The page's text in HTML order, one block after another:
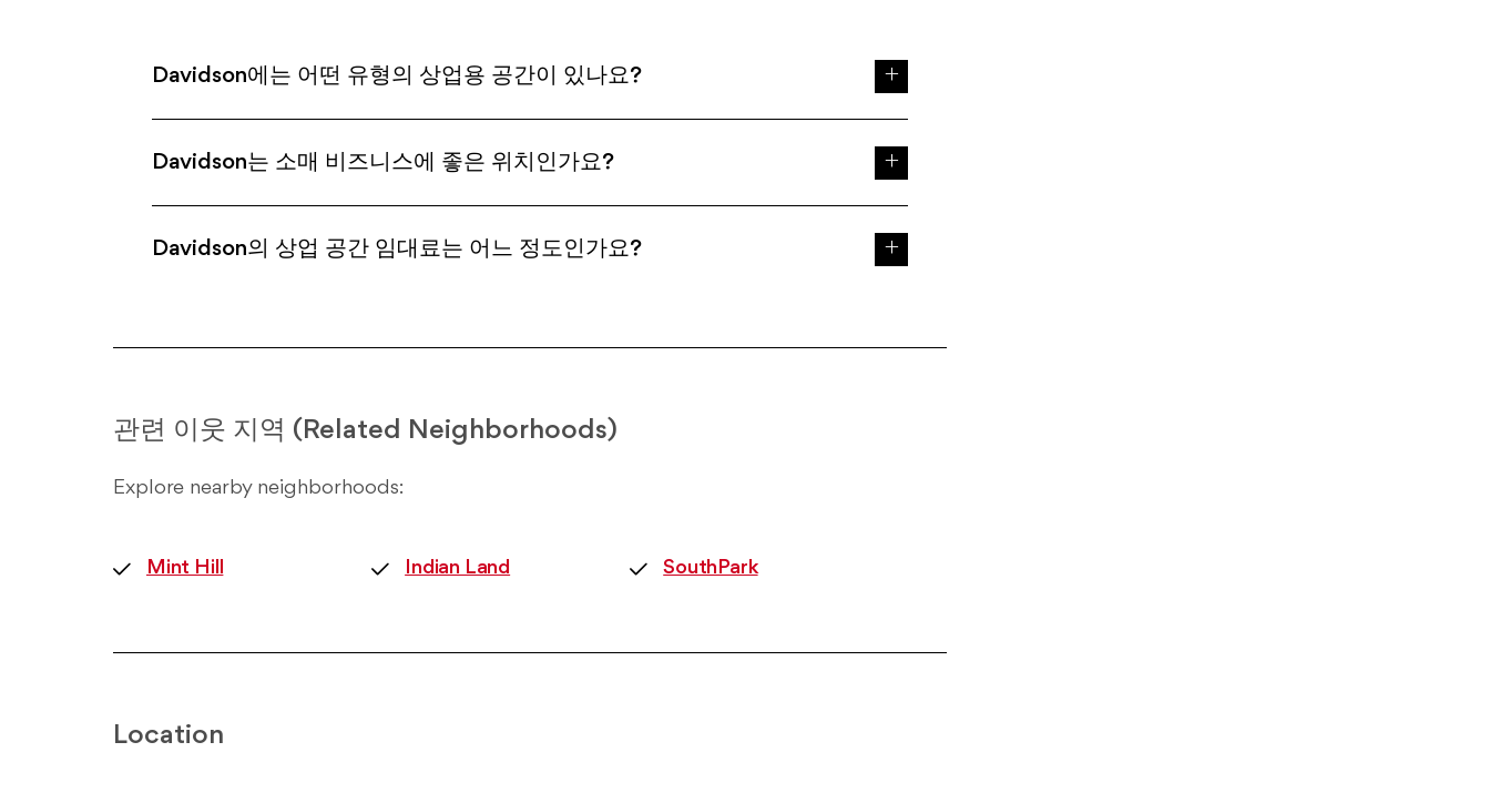
Davidson에는 어떤 유형의 상업용 공간이 있나요?
Davidson는 소매 비즈니스에 좋은 위치인가요?
Davidson의 상업 공간 임대료는 어느 정도인가요?
관련 이웃 지역 (Related Neighborhoods)
Explore nearby neighborhoods:
Mint Hill Indian Land SouthPark
Location